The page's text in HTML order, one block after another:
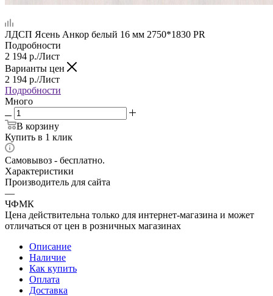
ЛДСП Ясень Анкор белый 16 мм 2750*1830 PR
Подробности
2 194 р./Лист
Варианты цен
2 194 р./Лист
Подробности
Много
В корзину
Купить в 1 клик
Самовывоз - бесплатно.
Характеристики
Производитель для сайта
—
ЧФМК
Цена действительна только для интернет-магазина и может
отличаться от цен в розничных магазинах
Описание
Наличие
Как купить
Оплата
Доставка